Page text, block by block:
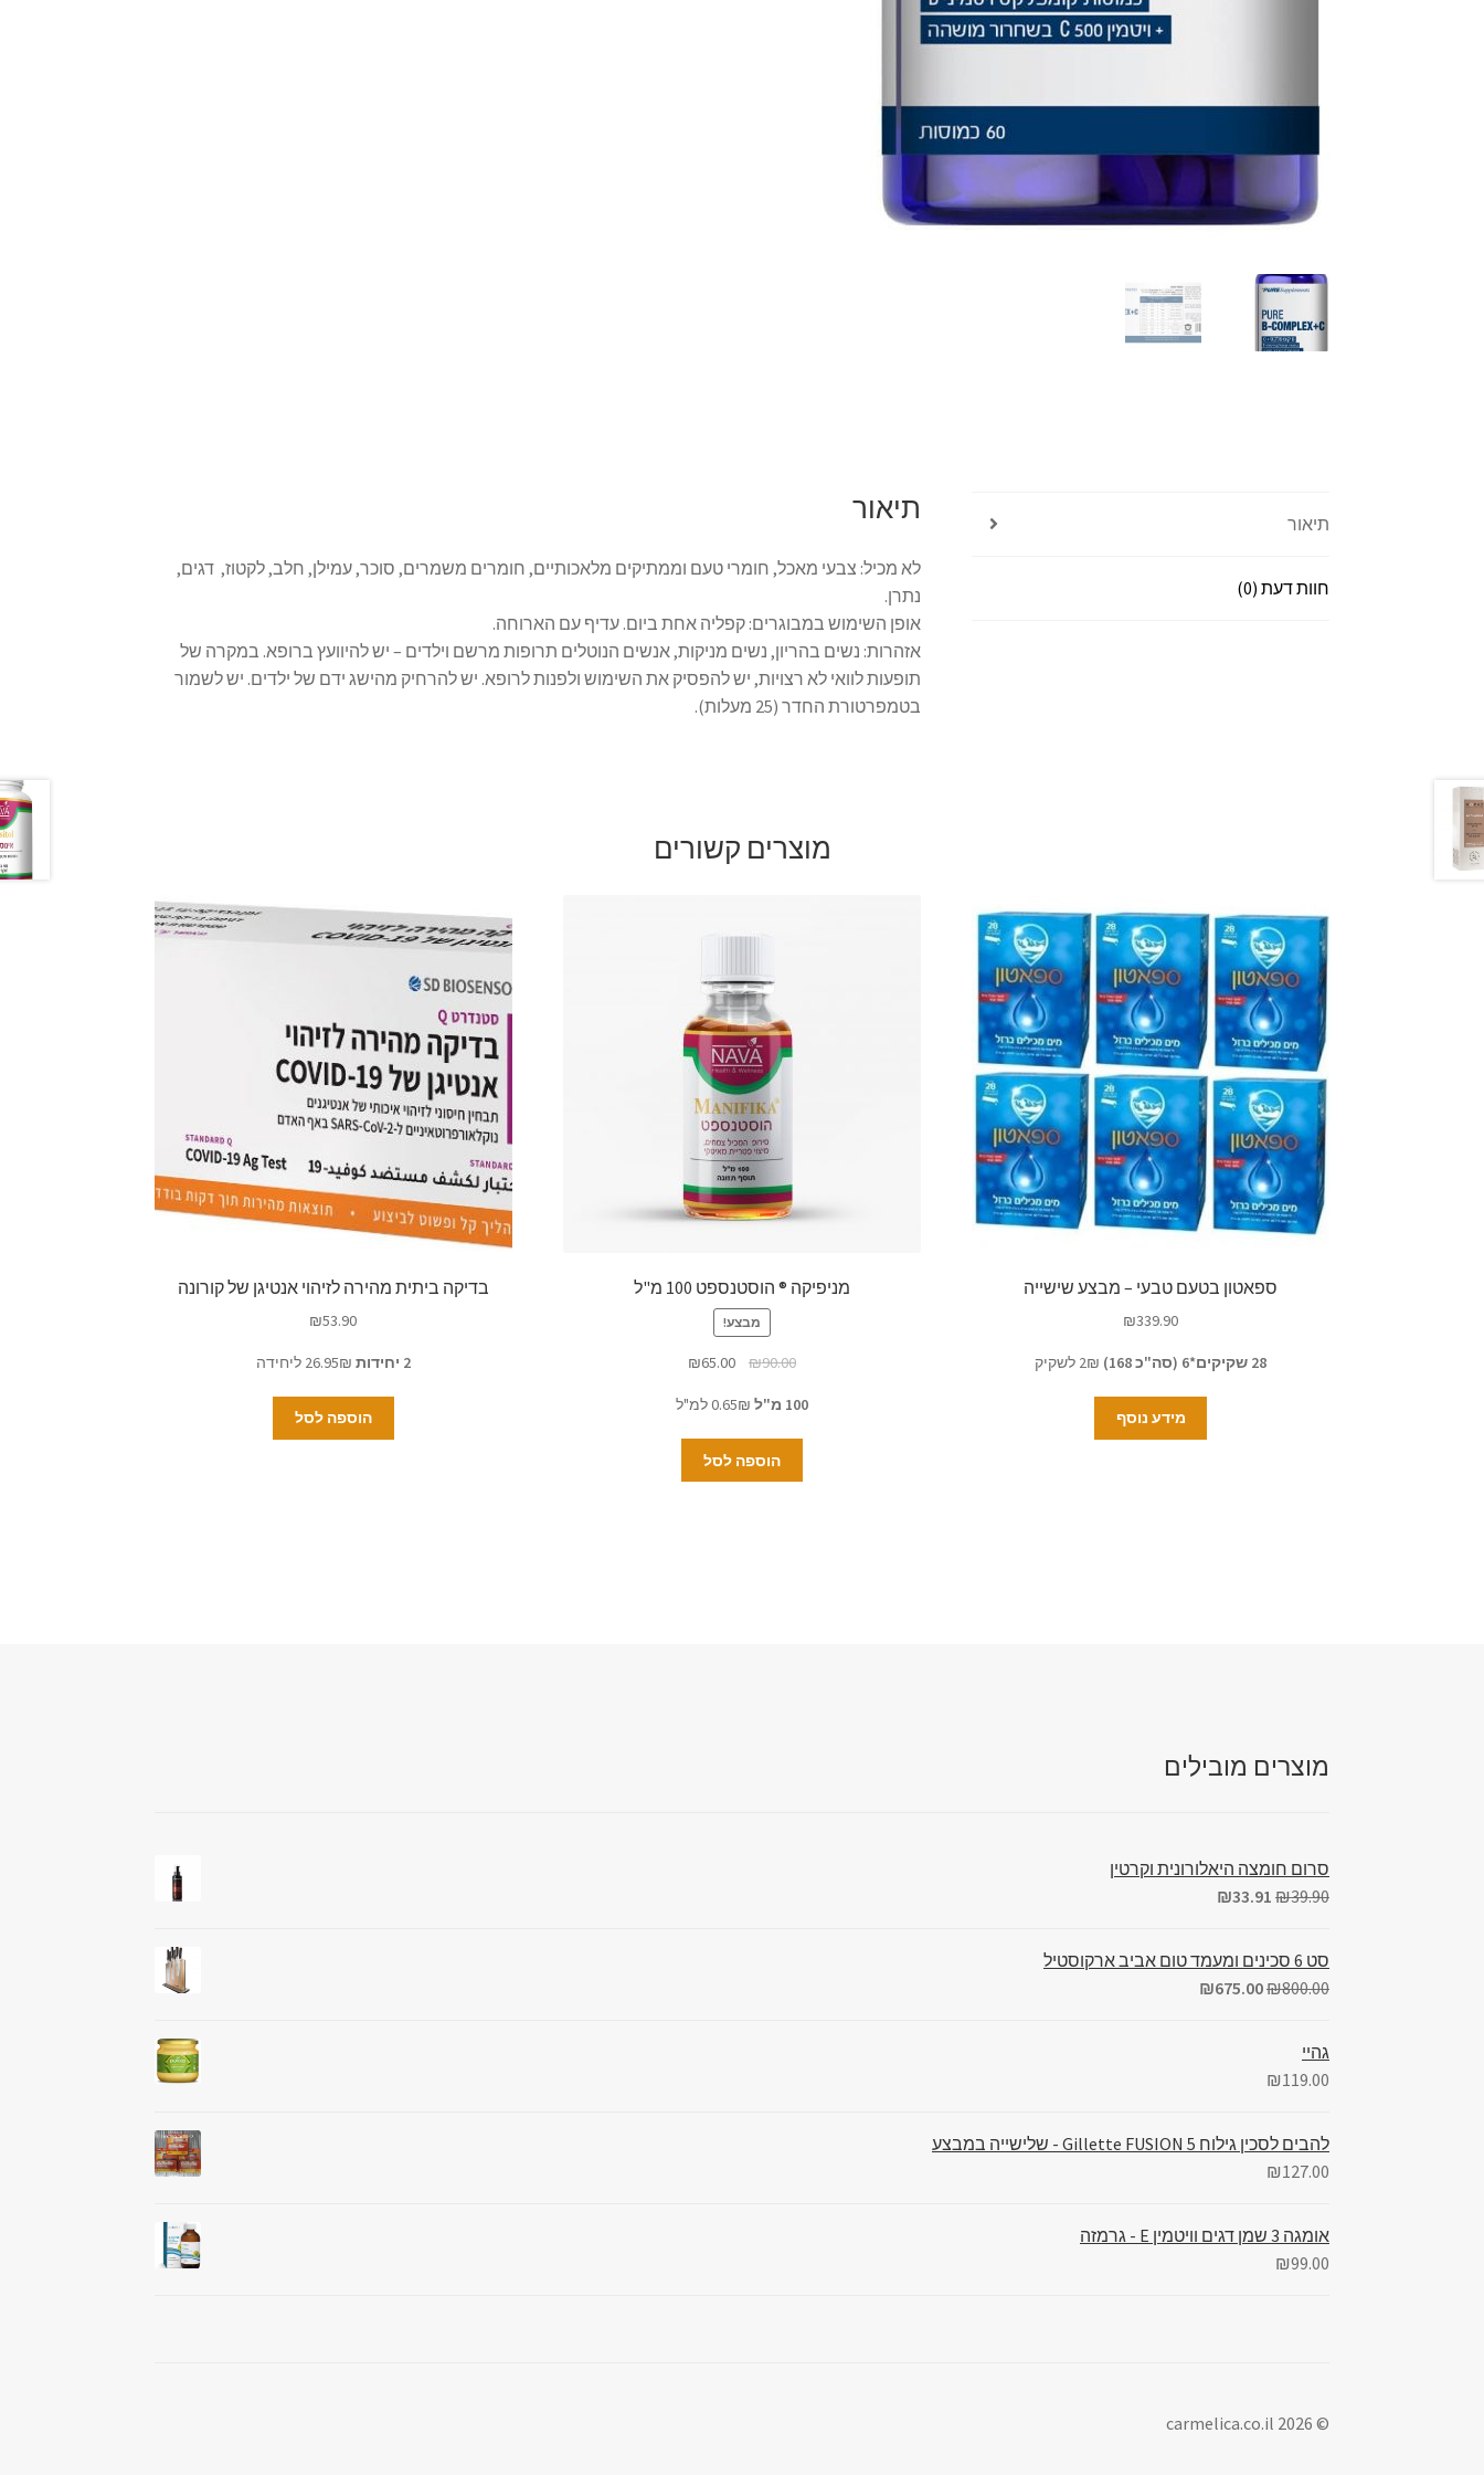
תיאור
חוות דעת (0)
תיאור
לא מכיל: צבעי מאכל, חומרי טעם וממתיקים מלאכותיים, חומרים משמרים, סוכר, עמילן, חלב, לקטוז, דגים,
נתרן.
אופן השימוש במבוגרים: קפליה אחת ביום. עדיף עם הארוחה.
אזהרות: נשים בהריון, נשים מניקות, אנשים הנוטלים תרופות מרשם וילדים – יש להיוועץ ברופא. במקרה של
תופעות לוואי לא רצויות, יש להפסיק את השימוש ולפנות לרופא. יש להרחיק מהישג ידם של ילדים. יש לשמור
בטמפרטורת החדר (25 מעלות).
מוצרים קשורים
ספאטון בטעם טבעי – מבצע שישייה
₪339.90
28 שקיקים*6 (סה"כ 168)
מידע נוסף
מניפיקה ® הוסטנספט 100 מ"ל
מבצע!
₪90.00
₪65.00
100 מ"ל 0.65₪ למ"ל
הוספה לסל
בדיקה ביתית מהירה לזיהוי אנטיגן של קורונה
₪53.90
2 יחידות
הוספה לסל
מוצרים מובילים
סרום חומצה היאלורונית וקרטין
₪39.90
₪33.91
סט 6 סכינים ומעמד טום אביב ארקוסטיל
₪800.00
₪675.00
גהיי
₪119.00
להבים לסכין גילוח Gillette FUSION 5 - שלישייה במבצע
₪127.00
אומגה 3 שמן דגים וויטמין E - גרמזה
₪99.00
© carmelica.co.il 2026